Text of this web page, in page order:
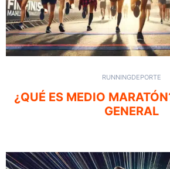
RUNNINGDEPORTE
¿QUÉ ES MEDIO
GENERAL